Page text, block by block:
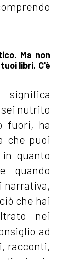
Ma non
libri. C'è
nutrito
fuori, ha
che puoi
quanto
quando
narrativa,
che hai
nei
ad
racconti,